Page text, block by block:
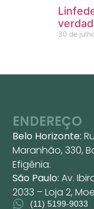
30 de
ENDEREÇO
Belo Horizonte:
Maranhão, 330,
Efigênia.
São Paulo: Av.
2033 – Loja 2,
(11) 5199-9033